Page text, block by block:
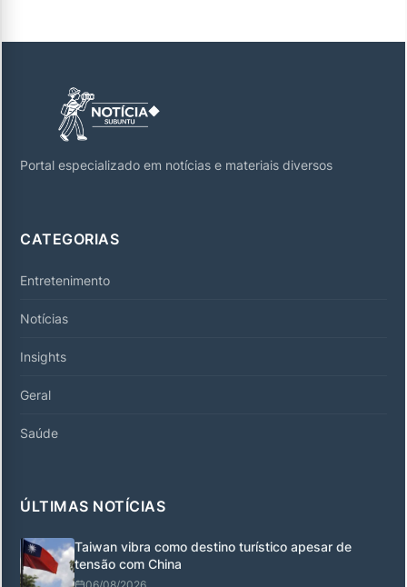
Portal especializado em notícias e materiais diversos
CATEGORIAS
Entretenimento
Notícias
Insights
Geral
Saúde
ÚLTIMAS NOTÍCIAS
Taiwan vibra como destino turístico apesar de
tensão com China